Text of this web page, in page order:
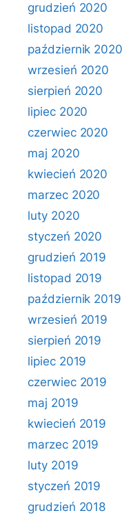
grudzień 2020
listopad 2020
październik 2020
wrzesień 2020
sierpień 2020
lipiec 2020
czerwiec 2020
maj 2020
kwiecień 2020
marzec 2020
luty 2020
styczeń 2020
grudzień 2019
listopad 2019
październik 2019
wrzesień 2019
sierpień 2019
lipiec 2019
czerwiec 2019
maj 2019
kwiecień 2019
marzec 2019
luty 2019
styczeń 2019
grudzień 2018